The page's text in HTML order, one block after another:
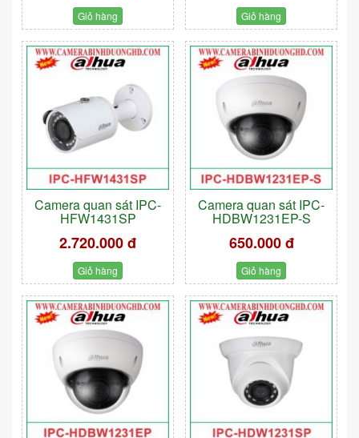
Giỏ hàng Giỏ hàng
Camera quan sát IPC-
HFW1431SP
2.720.000 đ
Giỏ hàng
Camera quan sát IPC-
HDBW1231EP-S
650.000 đ
Giỏ hàng